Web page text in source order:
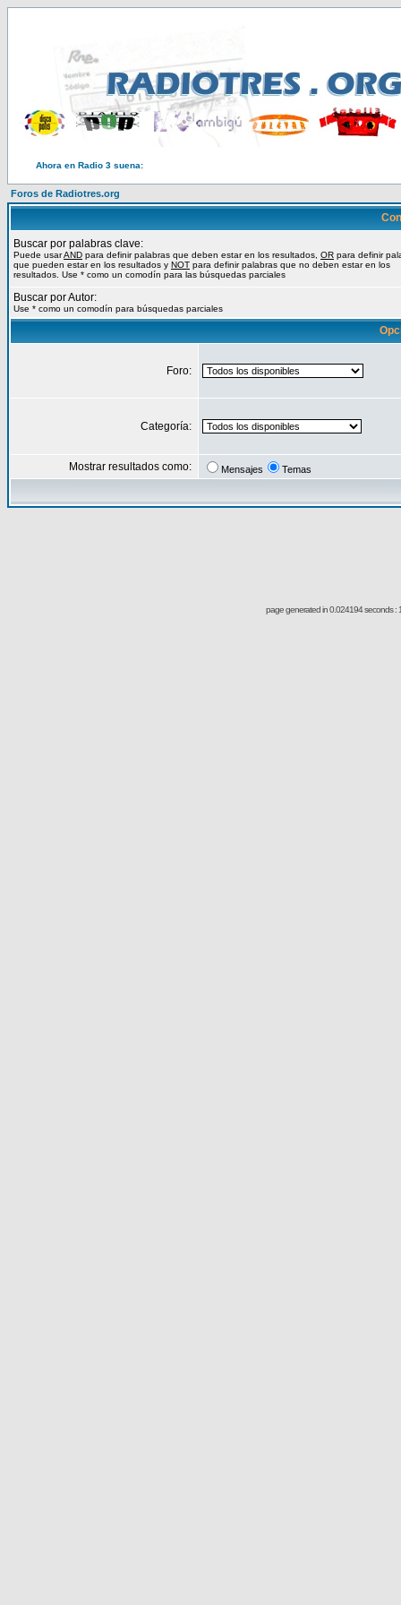
Ahora en Radio 3 suena:
Foros de Radiotres.org
Buscar por palabras clave:
Puede usarAND para definir palabras que deben estar en los resultados, OR para definir
que pueden estar en los resultados y NOT para definir palabras que no deben estar en los
resultados. Use * como un comodín para las búsquedas parciales
Buscar por Autor:
Use * como un comodín para búsquedas parciales
Foro:
Categoría:
Mostrar resultados como: Mensajes Temas
page generated in 0.024194 seconds :